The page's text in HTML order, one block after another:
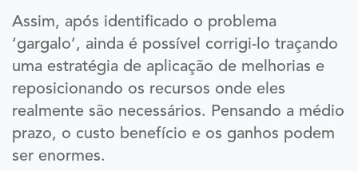
Assim, após identificado o problema
‘gargalo’, ainda é possível corrigi-lo traçando
uma estratégia de aplicação de melhorias e
reposicionando os recursos onde eles
realmente são necessários. Pensando a médio
prazo, o custo benefício e os ganhos podem
ser enormes.